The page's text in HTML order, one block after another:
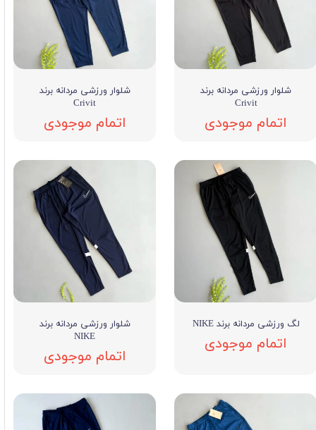
شلوار ورزشی مردانه برند
Crivit
اتمام موجودی
شلوار ورزشی مردانه برند
Crivit
اتمام موجودی
لگ ورزشی مردانه برند NIKE
اتمام موجودی
شلوار ورزشی مردانه برند
NIKE
اتمام موجودی